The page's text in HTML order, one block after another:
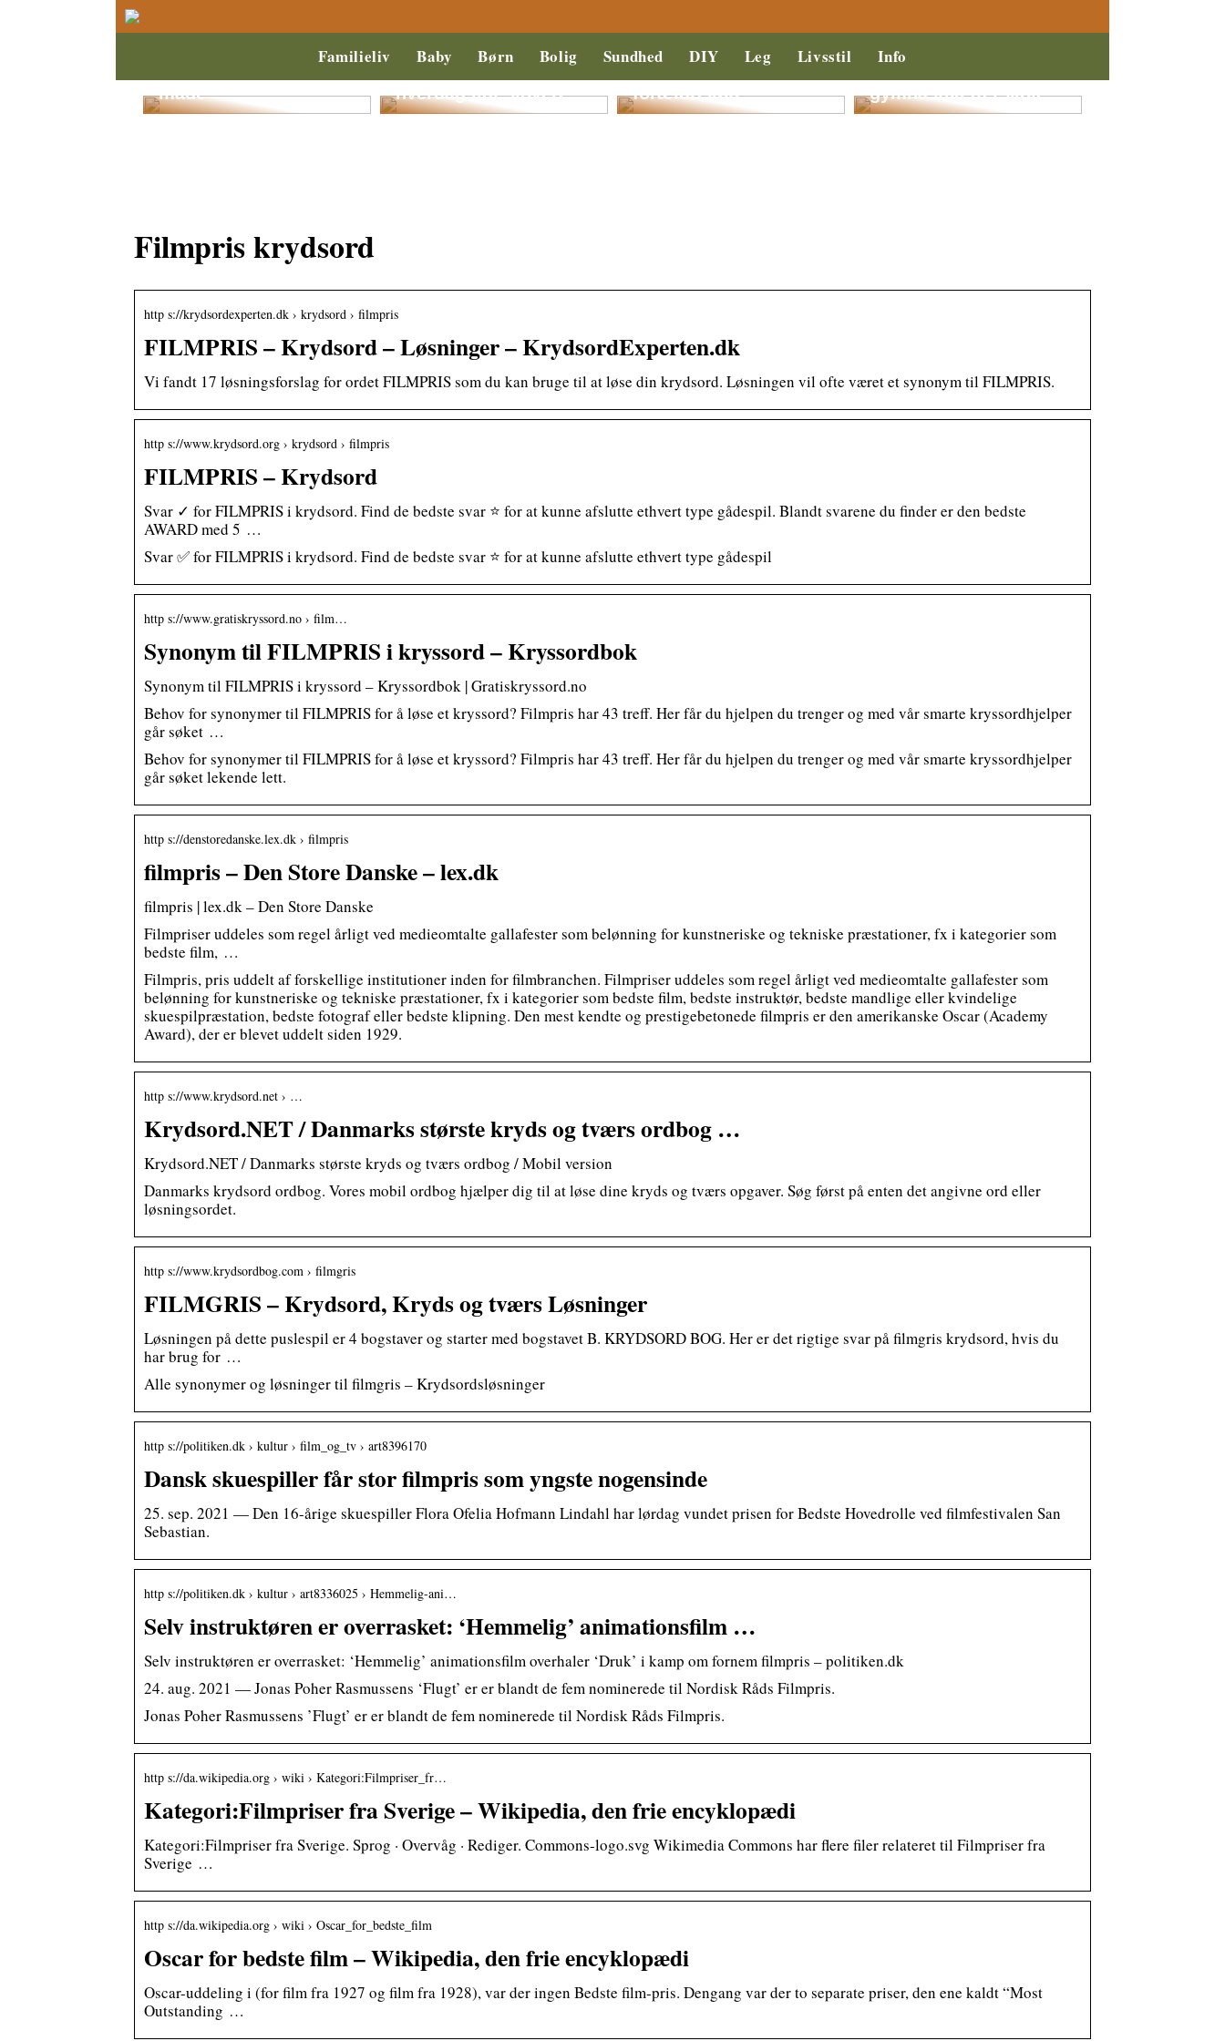
Familieliv Baby Børn Bolig Sundhed DIY Leg Livsstil Info
Spar penge, når der
måde
Sokker behøver ikke
at være kedelige: Find
hverdag lidt sjovere
forældrekøb?
Hvad med et ophold
gymnastikefterskole?
Filmpris krydsord
http s://krydsordexperten.dk › krydsord › filmpris
FILMPRIS – Krydsord – Løsninger – KrydsordExperten.dk
Vi fandt 17 løsningsforslag for ordet FILMPRIS som du kan bruge til at løse din krydsord. Løsningen vil ofte været et synonym til FILMPRIS.
http s://www.krydsord.org › krydsord › filmpris
FILMPRIS – Krydsord
Svar ✓ for FILMPRIS i krydsord. Find de bedste svar ⭐ for at kunne afslutte ethvert type gådespil. Blandt svarene du finder er den bedste
AWARD med 5 …
Svar ✅ for FILMPRIS i krydsord. Find de bedste svar ⭐ for at kunne afslutte ethvert type gådespil
http s://www.gratiskryssord.no › film…
Synonym til FILMPRIS i kryssord – Kryssordbok
Synonym til FILMPRIS i kryssord – Kryssordbok | Gratiskryssord.no
Behov for synonymer til FILMPRIS for å løse et kryssord? Filmpris har 43 treff. Her får du hjelpen du trenger og med vår smarte kryssordhjelper
går søket …
Behov for synonymer til FILMPRIS for å løse et kryssord? Filmpris har 43 treff. Her får du hjelpen du trenger og med vår smarte kryssordhjelper
går søket lekende lett.
http s://denstoredanske.lex.dk › filmpris
filmpris – Den Store Danske – lex.dk
filmpris | lex.dk – Den Store Danske
Filmpriser uddeles som regel årligt ved medieomtalte gallafester som belønning for kunstneriske og tekniske præstationer, fx i kategorier som
bedste film, …
Filmpris, pris uddelt af forskellige institutioner inden for filmbranchen. Filmpriser uddeles som regel årligt ved medieomtalte gallafester som
belønning for kunstneriske og tekniske præstationer, fx i kategorier som bedste film, bedste instruktør, bedste mandlige eller kvindelige
skuespilpræstation, bedste fotograf eller bedste klipning. Den mest kendte og prestigebetonede filmpris er den amerikanske Oscar (Academy
Award), der er blevet uddelt siden 1929.
http s://www.krydsord.net › …
Krydsord.NET / Danmarks største kryds og tværs ordbog …
Krydsord.NET / Danmarks største kryds og tværs ordbog / Mobil version
Danmarks krydsord ordbog. Vores mobil ordbog hjælper dig til at løse dine kryds og tværs opgaver. Søg først på enten det angivne ord eller
løsningsordet.
http s://www.krydsordbog.com › filmgris
FILMGRIS – Krydsord, Kryds og tværs Løsninger
Løsningen på dette puslespil er 4 bogstaver og starter med bogstavet B. KRYDSORD BOG. Her er det rigtige svar på filmgris krydsord, hvis du
har brug for …
Alle synonymer og løsninger til filmgris – Krydsordsløsninger
http s://politiken.dk › kultur › film_og_tv › art8396170
Dansk skuespiller får stor filmpris som yngste nogensinde
25. sep. 2021 — Den 16-årige skuespiller Flora Ofelia Hofmann Lindahl har lørdag vundet prisen for Bedste Hovedrolle ved filmfestivalen San
Sebastian.
http s://politiken.dk › kultur › art8336025 › Hemmelig-ani…
Selv instruktøren er overrasket: ‘Hemmelig’ animationsfilm …
Selv instruktøren er overrasket: ‘Hemmelig’ animationsfilm overhaler ‘Druk’ i kamp om fornem filmpris – politiken.dk
24. aug. 2021 — Jonas Poher Rasmussens ‘Flugt’ er er blandt de fem nominerede til Nordisk Råds Filmpris.
Jonas Poher Rasmussens ’Flugt’ er er blandt de fem nominerede til Nordisk Råds Filmpris.
http s://da.wikipedia.org › wiki › Kategori:Filmpriser_fr…
Kategori:Filmpriser fra Sverige – Wikipedia, den frie encyklopædi
Kategori:Filmpriser fra Sverige. Sprog · Overvåg · Rediger. Commons-logo.svg Wikimedia Commons har flere filer relateret til Filmpriser fra
Sverige …
http s://da.wikipedia.org › wiki › Oscar_for_bedste_film
Oscar for bedste film – Wikipedia, den frie encyklopædi
Oscar-uddeling i (for film fra 1927 og film fra 1928), var der ingen Bedste film-pris. Dengang var der to separate priser, den ene kaldt “Most
Outstanding …